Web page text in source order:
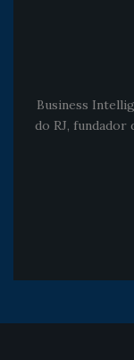
Business
do RJ, fundador